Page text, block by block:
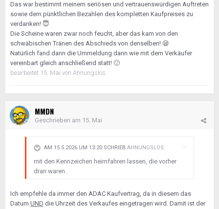
Das war bestimmt meinem seriösen und vertrauenswürdigen Auftreten
sowie dem pünktlichen Bezahlen des kompletten Kaufpreises zu
verdanken! 😇
Die Scheine waren zwar noch feucht, aber das kam von den
schwäbischen Tränen des Abschieds von denselben! 😪
Natürlich fand dann die Ummeldung dann wie mit dem Verkäufer
vereinbart gleich anschließend statt! 🙂
bearbeitet 15. Mai von Ahnungslos
MMDN
Geschrieben am 15. Mai
AM 15.5.2026 UM 13:20 SCHRIEB AHNUNGSLOS:
mit den Kennzeichen heimfahren lassen, die vorher
dran waren.
Ich empfehle da immer den ADAC Kaufvertrag, da in diesem das
Datum UND die Uhrzeit des Verkaufes eingetragen wird. Damit ist der